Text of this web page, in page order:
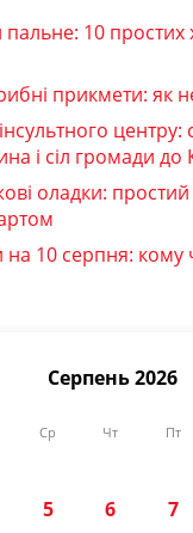
10 простих
прикмети: як
центру:
і сіл громади до
оладки:
на 10 серпня: кому
Серпень 2026
Ср Чт Пт
5 6 7